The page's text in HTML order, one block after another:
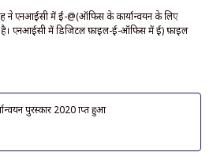
ने एनआईसी में ई-@(ऑफिस के कार्यान्वयन के लिए
है। एनआईसी में डिजिटल फ़ाइल-ई-ऑफिस में ई) फ़ाइल
पुरस्कार 2020 प्राप्त हुआ